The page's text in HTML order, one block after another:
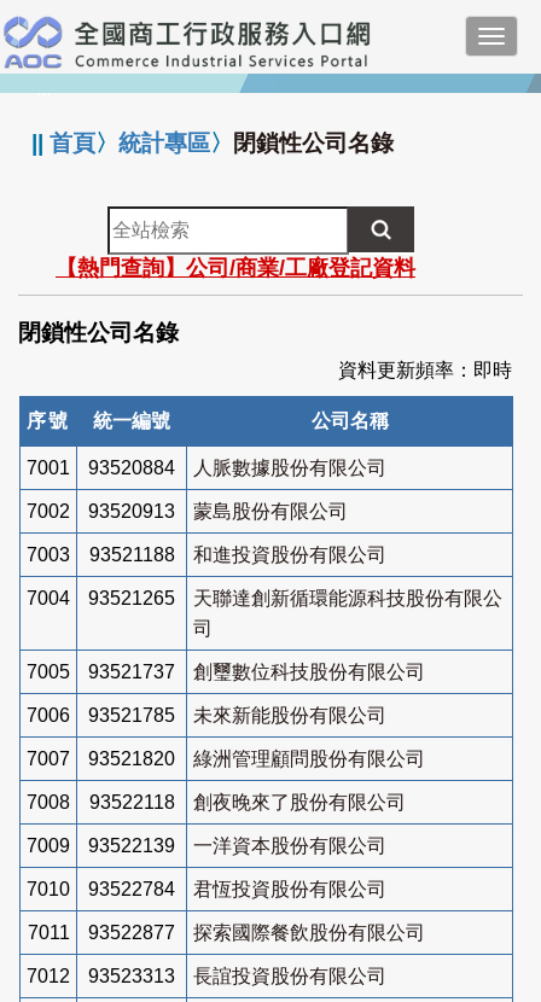
跳
到
主
要
:::
||首頁〉統計專區〉 閉鎖性公司名錄
全
站
檢
索
【熱門查詢】公司/商業/工廠登記資料
閉鎖性公司名錄
資料更新頻率：即時
序號 統一編號 公司名稱
7001 93520884 人脈數據股份有限公司
7002 93520913 蒙島股份有限公司
7003 93521188 和進投資股份有限公司
7004 93521265
天聯達創新循環能源科技股份有限公
司
7005 93521737 創璽數位科技股份有限公司
7006 93521785 未來新能股份有限公司
7007 93521820 綠洲管理顧問股份有限公司
7008 93522118 創夜晚來了股份有限公司
7009 93522139 一洋資本股份有限公司
7010 93522784 君恆投資股份有限公司
7011 93522877 探索國際餐飲股份有限公司
7012 93523313 長誼投資股份有限公司